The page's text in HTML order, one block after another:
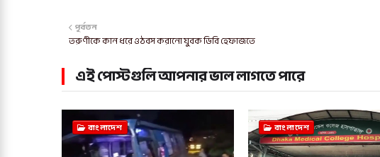
পূর্বতন
তরুণীকে কান ধরে ওঠবস করানো যুবক ডিবি হেফাজতে
এই পোস্টগুলি আপনার ভাল লাগতে পারে
বাংলাদেশ বাংলাদেশ